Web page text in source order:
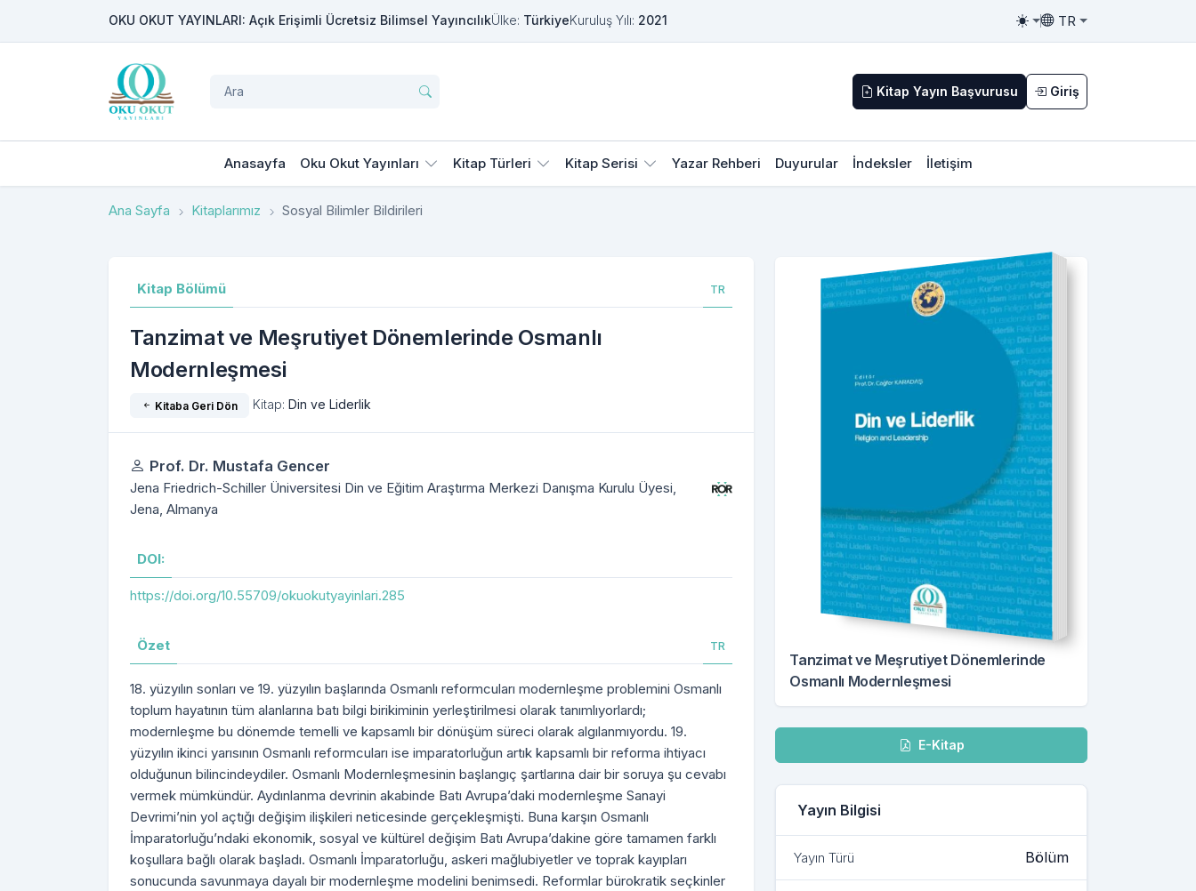
OKU OKUT YAYINLARI: Açık Erişimli Ücretsiz Bilimsel YayıncılıkÜlke: TürkiyeKuruluş Yılı: 2021
Toggle theme
TR
Toggle language
Kitap Yayın Başvurusu Giriş
Anasayfa Oku Okut Yayınları Kitap Türleri Kitap Serisi Yazar Rehberi Duyurular İndeksler İletişim
Ana Sayfa Kitaplarımız Sosyal Bilimler Bildirileri
Kitap Bölümü TR
Tanzimat ve Meşrutiyet Dönemlerinde Osmanlı
Modernleşmesi
Kitaba Geri Dön Kitap: Din ve Liderlik
Yazarlar
Prof. Dr. Mustafa Gencer
Jena Friedrich-Schiller Üniversitesi Din ve Eğitim Araştırma Merkezi Danışma Kurulu Üyesi,
Jena, Almanya
DOI:
https://doi.org/10.55709/okuokutyayinlari.285
Özet TR
18. yüzyılın sonları ve 19. yüzyılın başlarında Osmanlı reformcuları modernleşme problemini Osmanlı
toplum hayatının tüm alanlarına batı bilgi birikiminin yerleştirilmesi olarak tanımlıyorlardı;
modernleşme bu dönemde temelli ve kapsamlı bir dönüşüm süreci olarak algılanmıyordu. 19.
yüzyılın ikinci yarısının Osmanlı reformcuları ise imparatorluğun artık kapsamlı bir reforma ihtiyacı
olduğunun bilincindeydiler. Osmanlı Modernleşmesinin başlangıç şartlarına dair bir soruya şu cevabı
vermek mümkündür. Aydınlanma devrinin akabinde Batı Avrupa’daki modernleşme Sanayi
Devrimi’nin yol açtığı değişim ilişkileri neticesinde gerçekleşmişti. Buna karşın Osmanlı
İmparatorluğu’ndaki ekonomik, sosyal ve kültürel değişim Batı Avrupa’dakine göre tamamen farklı
koşullara bağlı olarak başladı. Osmanlı İmparatorluğu, askeri mağlubiyetler ve toprak kayıpları
sonucunda savunmaya dayalı bir modernleşme modelini benimsedi. Reformlar bürokratik seçkinler
Tanzimat ve Meşrutiyet Dönemlerinde
Osmanlı Modernleşmesi
E-Kitap
Yayın Bilgisi
Yayın Türü Bölüm